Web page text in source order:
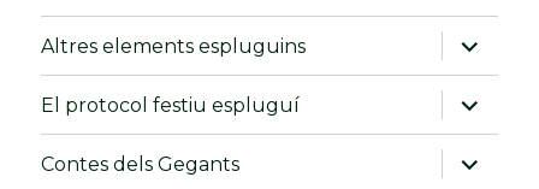
Altres elements espluguins
amplia
el
menú
fill
El protocol festiu espluguí
amplia
el
menú
fill
Contes dels Gegants
amplia
el